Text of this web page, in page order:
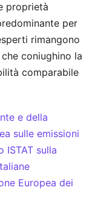
proprietà
per
rimangono
coniughino la
comparabile
e della
sulle emissioni
ISTAT sulla
Europea dei